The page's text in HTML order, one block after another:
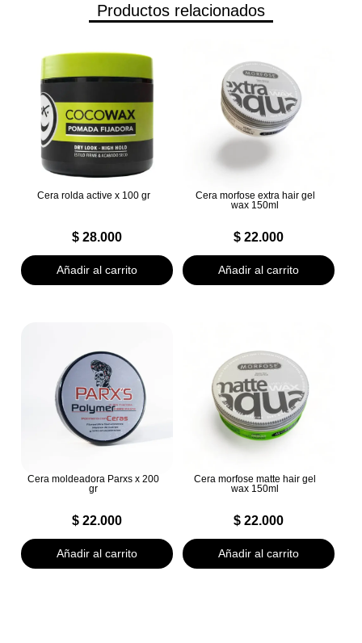
Productos relacionados
Cera rolda active x 100 gr
$28.000
Añadir al carrito
Cera morfose extra hair gel
wax 150ml
$22.000
Añadir al carrito
Cera moldeadora Parxs x 200
gr
$22.000
Añadir al carrito
Cera morfose matte hair gel
wax 150ml
$22.000
Añadir al carrito